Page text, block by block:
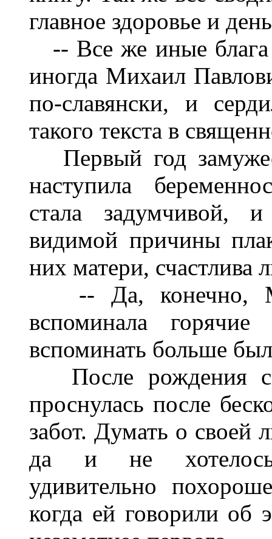
главное здоровье и
-- Все же иные блага
иногда Михаил
по-славянски, и
такого текста в
Первый год
наступила
стала задумчивой,
видимой причины
них матери, счастлива
-- Да, конечно,
вспоминала
вспоминать больше
После рождения
проснулась после
забот. Думать о своей
да и не
удивительно
когда ей говорили об